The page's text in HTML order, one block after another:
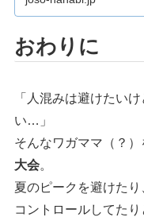
おわりに
「人混みは避けたい
い…」
そんなワガママ（？
大会。
夏のピークを避けた
コントロールしてた